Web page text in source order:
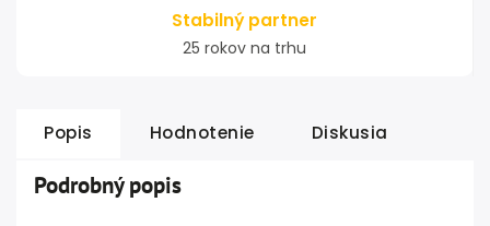
Stabilný partner
25 rokov na trhu
Popis Hodnotenie Diskusia
Podrobný popis